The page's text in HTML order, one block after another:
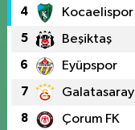
4 Kocaelispor
5 Beşiktaş
6 Eyüpspor
7 Galatasaray
8 Çorum FK